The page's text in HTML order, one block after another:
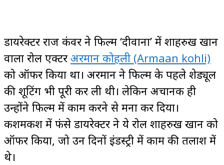
डायरेक्टर राज कंवर ने फिल्म ‘दीवाना’ में शाहरुख खान
वाला रोल एक्टर अरमान कोहली (Armaan kohli)
को ऑफर किया था। अरमान ने फिल्म के पहले शेड्यूल
की शूटिंग भी पूरी कर ली थी। लेकिन अचानक ही
उन्होंने फिल्म में काम करने से मना कर दिया।
कशमकश में फंसे डायरेक्टर ने ये रोल शाहरुख खान को
ऑफर किया, जो उन दिनों इंडस्ट्री में काम की तलाश में
थे।